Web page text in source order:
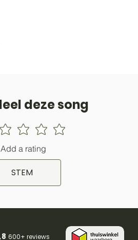
deze song
Add a rating
STEM
600+reviews